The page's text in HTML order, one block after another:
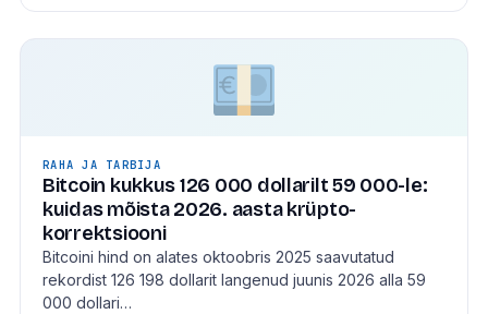
RAHA JA TARBIJA
Bitcoin kukkus 126 000 dollarilt 59 000-le:
kuidas mõista 2026. aasta krüpto-
korrektsiooni
Bitcoini hind on alates oktoobris 2025 saavutatud
rekordist 126 198 dollarit langenud juunis 2026 alla 59
000 dollari…